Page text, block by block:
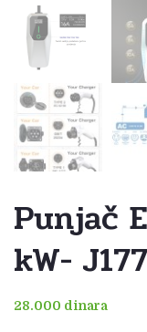
Punjač
kW-
28.000 dinara